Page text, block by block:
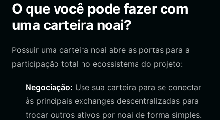
O que você pode fazer com
uma carteira noai?
Possuir uma carteira noai abre as portas para a
participação total no ecossistema do projeto:
Negociação: Use sua carteira para se conectar
às principais exchanges descentralizadas para
trocar outros ativos por noai de forma simples.